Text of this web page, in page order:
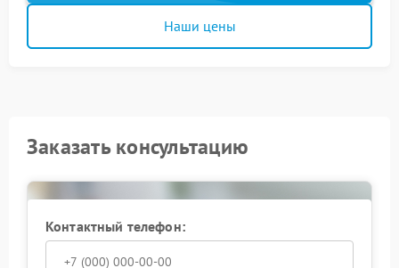
Наши цены
Заказать консультацию
Контактный телефон: